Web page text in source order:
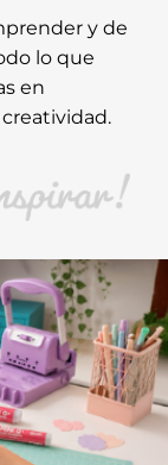
y de
lo que
en